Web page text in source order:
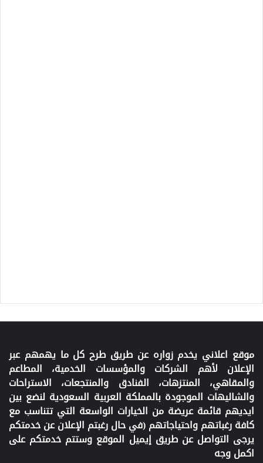
موقع اعلاني يخدم زواره عن طريق طرح كل ما يهمهم عبر
الإعلان لأهم الشركات والمؤسسات الخدمية، المطاعم
والمقاهي، المنتزهات، الفنادق والمنتجعات، الاستراحات
والشاليهات الموجودة بالمملكة العربية السعودية لنضع بين
ايديهم قائمة عريضة من الخيارات الواسعة التي تتناسب مع
كافة رغباتهم واحتياجاتهم (في حال رغبتم الإعلان عن خدمتكم
يرجى التواصل عن طريق إيميل الموقع وستتم خدمتكم على
اكمل وجه